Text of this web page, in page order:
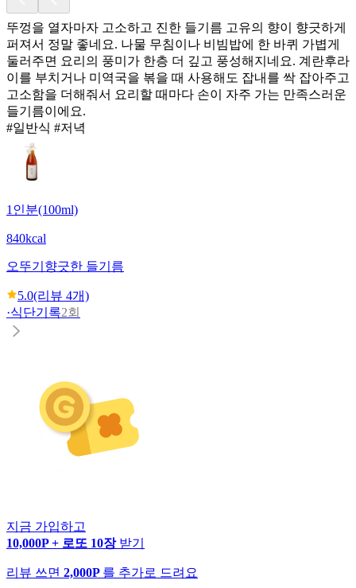
뚜껑을 열자마자 고소하고 진한 들기름 고유의 향이 향긋하게
퍼져서 정말 좋네요. 나물 무침이나 비빔밥에 한 바퀴 가볍게
둘러주면 요리의 풍미가 한층 더 깊고 풍성해지네요. 계란후라
이를 부치거나 미역국을 볶을 때 사용해도 잡내를 싹 잡아주고
고소함을 더해줘서 요리할 때마다 손이 자주 가는 만족스러운
들기름이에요.
#일반식 #저녁
1인분(100ml)
840kcal
오뚜기 향긋한 들기름
5.0(리뷰 4개)
·식단기록2회
지금 가입하고
10,000P + 로또 10장 받기
리뷰 쓰면 2,000P 를 추가로 드려요